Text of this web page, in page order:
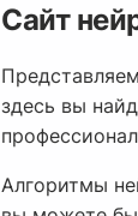
Сайт
здесь вы
Алгоритмы